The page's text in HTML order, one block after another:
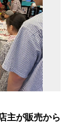
主が販売から